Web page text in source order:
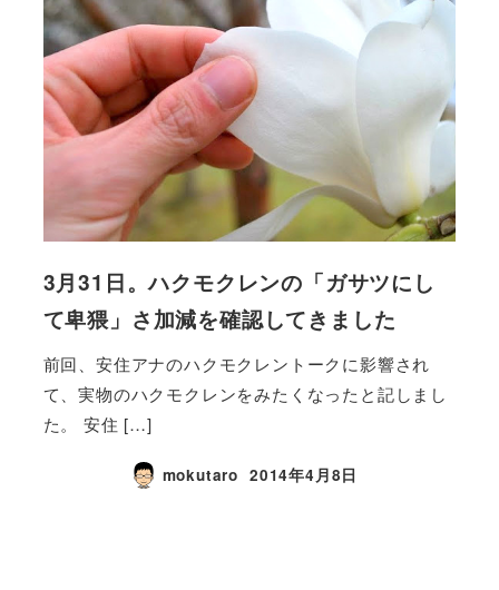
3月31日。ハクモクレンの「ガサツにし
て卑猥」さ加減を確認してきました
前回、安住アナのハクモクレントークに影響され
て、実物のハクモクレンをみたくなったと記しまし
た。 安住 […]
mokutaro 2014年4月8日